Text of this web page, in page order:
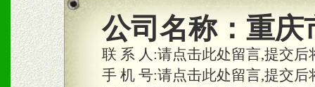
2、区域独家经营；建立区
合作关系。公司名称： 重庆
联 系 人:请点击此处留言,提交
手 机 号:请点击此处留言,提交